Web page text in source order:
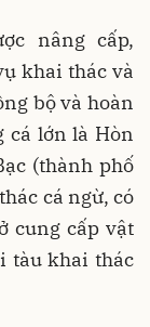
nâng cấp,
khai thác và
bộ và hoàn
cá lớn là Hòn
(thành phố
cá ngừ, có
cung cấp vật
tàu khai thác